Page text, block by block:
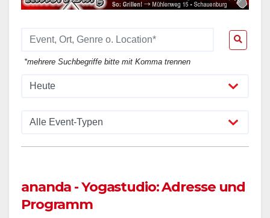
*mehrere Suchbegriffe bitte mit Komma trennen
ananda - Yogastudio: Adresse und
Programm